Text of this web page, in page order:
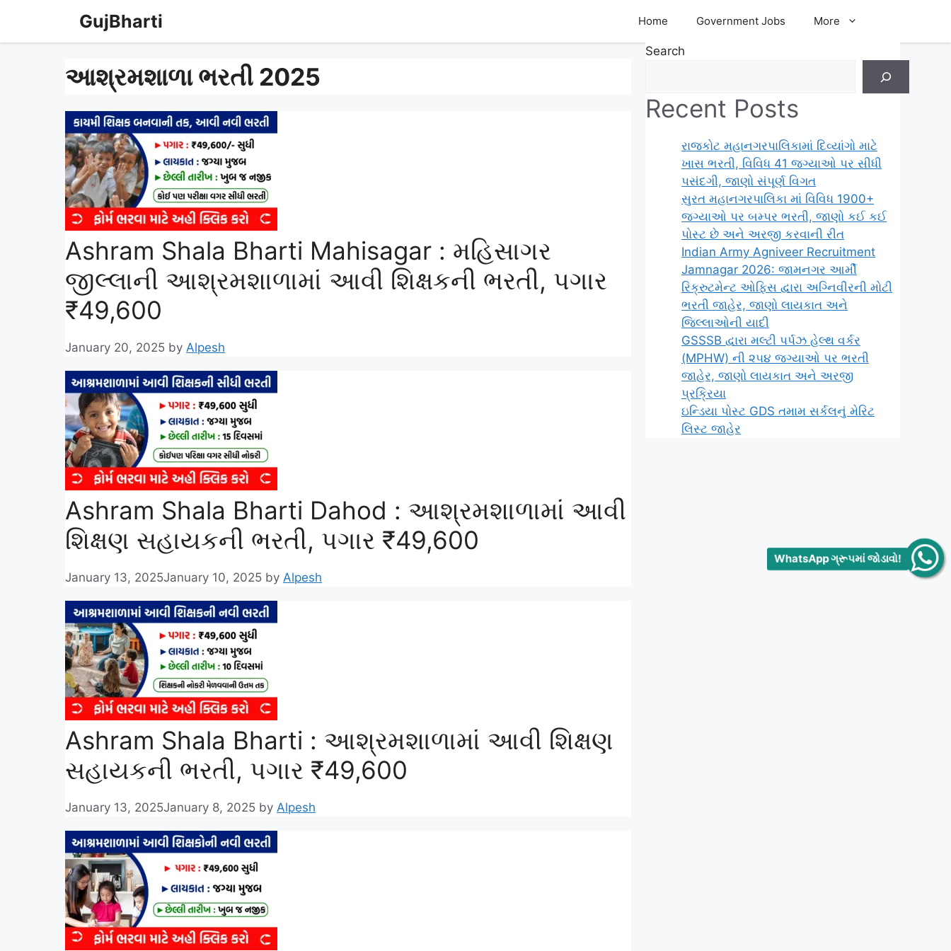
content
GujBharti Home Government Jobs More
આશ્રમશાળા ભરતી 2025
Ashram Shala Bharti Mahisagar : મહિસાગર
જીલ્લાની આશ્રમશાળામાં આવી શિક્ષકની ભરતી, પગાર
₹49,600
January 20, 2025 by Alpesh
Ashram Shala Bharti Dahod : આશ્રમશાળામાં આવી
શિક્ષણ સહાયકની ભરતી, પગાર ₹49,600
January 13, 2025January 10, 2025 by Alpesh
Ashram Shala Bharti : આશ્રમશાળામાં આવી શિક્ષણ
સહાયકની ભરતી, પગાર ₹49,600
January 13, 2025January 8, 2025 by Alpesh
Search
Recent Posts
રાજકોટ મહાનગરપાલિકામાં દિવ્યાંગો માટે
ખાસ ભરતી, વિવિધ 41 જગ્યાઓ પર સીધી
પસંદગી, જાણો સંપૂર્ણ વિગત
સુરત મહાનગરપાલિકા માં વિવિધ 1900+
જગ્યાઓ પર બમ્પર ભરતી, જાણો કઈ કઈ
પોસ્ટ છે અને અરજી કરવાની રીત
Indian Army Agniveer Recruitment
Jamnagar 2026: જામનગર આર્મી
રિક્રુટમેન્ટ ઓફિસ દ્વારા અગ્નિવીરની મોટી
ભરતી જાહેર, જાણો લાયકાત અને
જિલ્લાઓની યાદી
GSSSB દ્વારા મલ્ટી પર્પઝ હેલ્થ વર્કર
(MPHW) ની ૨૫૪ જગ્યાઓ પર ભરતી
જાહેર, જાણો લાયકાત અને અરજી
પ્રક્રિયા
ઇન્ડિયા પોસ્ટ GDS તમામ સર્કલનું મેરિટ
લિસ્ટ જાહેર
WhatsApp ગ્રૂપમાં જોડાવો!